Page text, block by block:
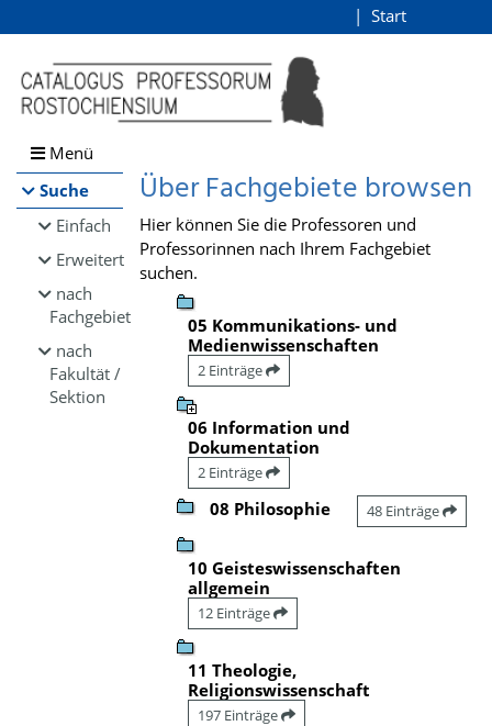
Browsen
direkt zum Inhalt
Start
Menü
Suche
Einfach
Erweitert
nach
Fachgebiet
nach
Fakultät /
Sektion
Über Fachgebiete browsen
Hier können Sie die Professoren und
Professorinnen nach Ihrem Fachgebiet
suchen.
05 Kommunikations- und
Medienwissenschaften
2 Einträge
06 Information und
Dokumentation
2 Einträge
08 Philosophie 48 Einträge
10 Geisteswissenschaften
allgemein
12 Einträge
11 Theologie,
Religionswissenschaft
197 Einträge